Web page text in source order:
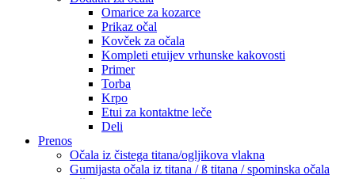
Omarice za kozarce
Prikaz očal
Kovček za očala
Kompleti etuijev vrhunske kakovosti
Primer
Torba
Krpo
Etui za kontaktne leče
Deli
Prenos
Očala iz čistega titana/ogljikova vlakna
Gumijasta očala iz titana / ß titana / spominska očala